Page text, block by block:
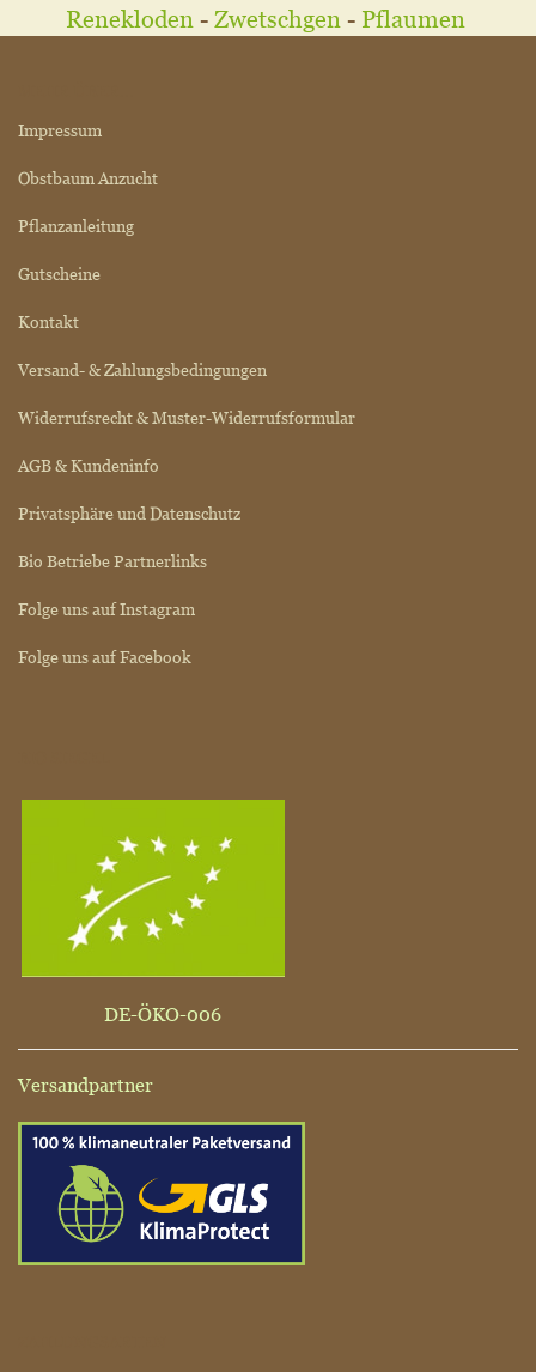
Renekloden- Zwetschgen - Pflaumen
Impressum
Obstbaum Anzucht
Pflanzanleitung
Gutscheine
Kontakt
Versand- & Zahlungsbedingungen
Widerrufsrecht & Muster-Widerrufsformular
AGB & Kundeninfo
Privatsphäre und Datenschutz
Bio Betriebe Partnerlinks
Folge uns auf Instagram
Folge uns auf Facebook
DE-ÖKO-006
Versandpartner